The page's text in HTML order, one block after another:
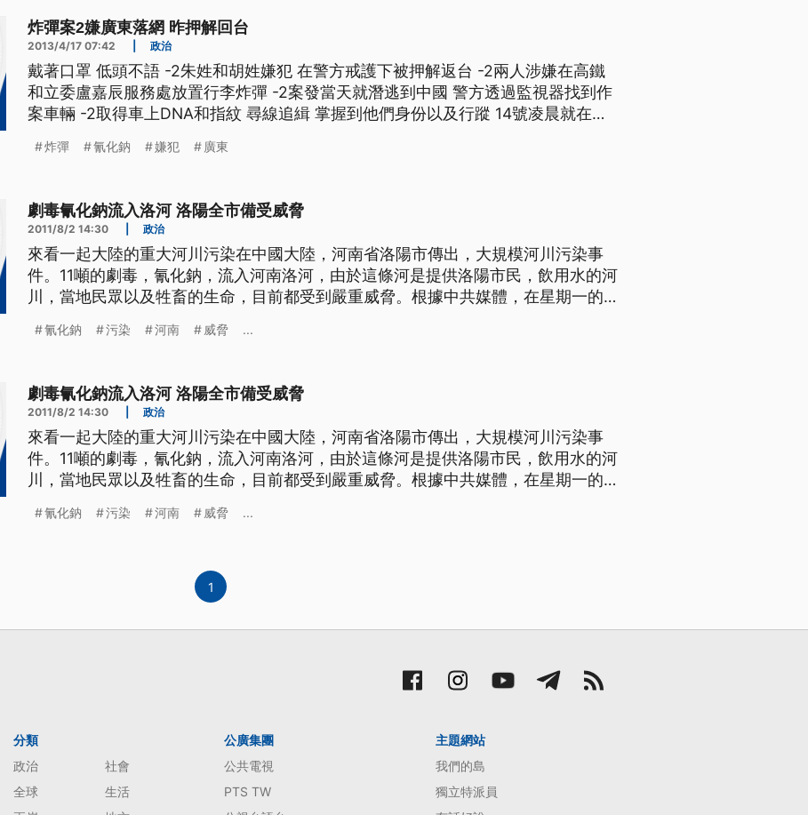
炸彈案2嫌廣東落網 昨押解回台
2013/4/17 07:42 政治
戴著口罩 低頭不語 -2朱姓和胡姓嫌犯 在警方戒護下被押解返台 -2兩人涉嫌在高鐵
和立委盧嘉辰服務處放置行李炸彈 -2案發當天就潛逃到中國 警方透過監視器找到作
案車輛 -2取得車上DNA和指紋 尋線追緝 掌握到他們身份以及行蹤 14號凌晨就在廣
行是什麼） 有開車 還有製造(炸彈)
炸彈 氰化鈉 嫌犯 廣東
劇毒氰化鈉流入洛河 洛陽全市備受威脅
2011/8/2 14:30 政治
來看一起大陸的重大河川污染在中國大陸，河南省洛陽市傳出，大規模河川污染事
件。11噸的劇毒，氰化鈉，流入河南洛河，由於這條河是提供洛陽市民，飲用水的河
川，當地民眾以及牲畜的生命，目前都受到嚴重威脅。根據中共媒體，在星期一的報
出動員大批部隊，在總長達四公里的污染河域，架起兩道截河霸，以防止污染繼續擴
氰化鈉 污染 河南 威脅 ...
劇毒氰化鈉流入洛河 洛陽全市備受威脅
2011/8/2 14:30 政治
來看一起大陸的重大河川污染在中國大陸，河南省洛陽市傳出，大規模河川污染事
件。11噸的劇毒，氰化鈉，流入河南洛河，由於這條河是提供洛陽市民，飲用水的河
川，當地民眾以及牲畜的生命，目前都受到嚴重威脅。根據中共媒體，在星期一的報
出動員大批部隊，在總長達四公里的污染河域，架起兩道截河霸，以防止污染繼續擴
氰化鈉 污染 河南 威脅 ...
1
分類
政治
社會
全球
生活
公廣集團
公共電視
PTS TW
主題網站
我們的島
獨立特派員